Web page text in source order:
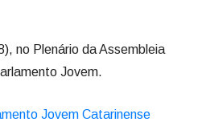
no Plenário da Assembleia
Jovem.
Jovem Catarinense